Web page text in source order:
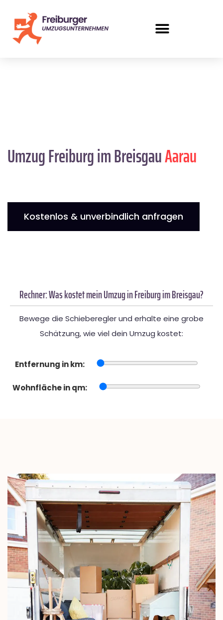
Umzug Freiburg im BreisgauAarau
Kostenlos & unverbindlich anfragen
Rechner: Was kostet mein Umzug in Freiburg im Breisgau?
Bewege die Schieberegler und erhalte eine grobe
Schätzung, wie viel dein Umzug kostet:
Entfernung in km:
Wohnfläche in qm: